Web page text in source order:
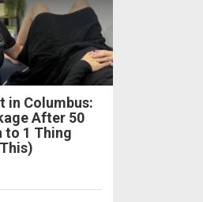
in Columbus:
After 50
to 1 Thing